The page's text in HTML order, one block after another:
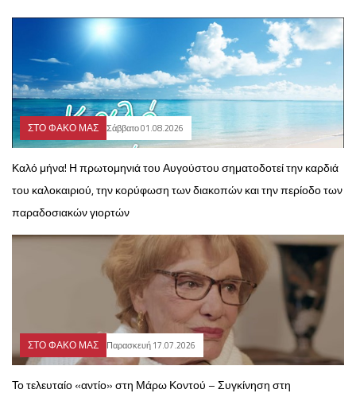
ΣΤΟ ΦΑΚΟ ΜΑΣ Σάββατο 01.08.2026
Καλό μήνα! Η πρωτομηνιά του Αυγούστου σηματοδοτεί την καρδιά
του καλοκαιριού, την κορύφωση των διακοπών και την περίοδο των
παραδοσιακών γιορτών
ΣΤΟ ΦΑΚΟ ΜΑΣ Παρασκευή 17.07.2026
Το τελευταίο «αντίο» στη Μάρω Κοντού – Συγκίνηση στη